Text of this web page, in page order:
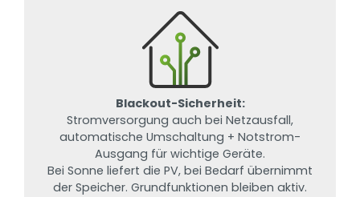
Blackout-Sicherheit:
Stromversorgung auch bei Netzausfall,
automatische Umschaltung + Notstrom-
Ausgang für wichtige Geräte.
Bei Sonne liefert die PV, bei Bedarf übernimmt
der Speicher. Grundfunktionen bleiben aktiv.